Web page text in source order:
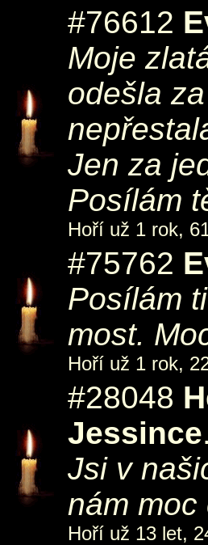
#76612
Moje
odešla
Jen za
Posílám
Hoří už 1 rok,
#75762
Posílám
most.
Hoří už 1 rok,
#28048
Jessince.
Jsi v
nám moc
Hoří už 13 let,